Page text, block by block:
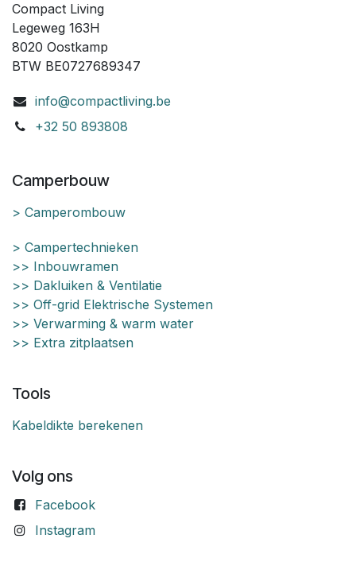
Compact Living
Legeweg 163H
8020 Oostkamp
BTW BE0727689347
info@compactliving.be
+32 50 893808
Camperbouw
> Camperombouw
> Campertechnieken
>> Inbouwramen
>> Dakluiken & Ventilatie
>> Off-grid Elektrische Systemen
>> Verwarming & warm water
>> Extra zitplaatsen
Tools
Kabeldikte berekenen
Volg ons
Facebook
Instagram